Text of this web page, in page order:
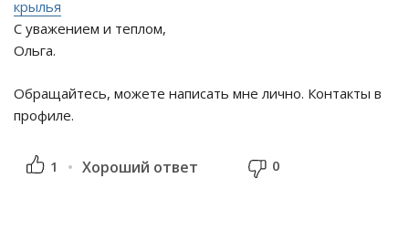
крылья
С уважением и теплом,
Ольга.
Обращайтесь, можете написать мне лично. Контакты в
профиле.
1 Хороший ответ 0